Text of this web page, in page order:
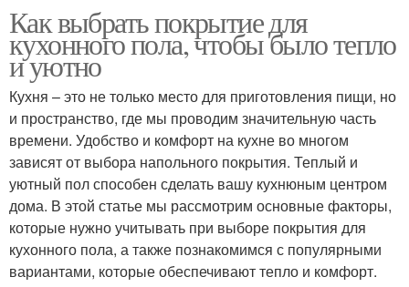
Как выбрать покрытие для
кухонного пола, чтобы было тепло
и уютно
Кухня – это не только место для приготовления пищи, но
и пространство, где мы проводим значительную часть
времени. Удобство и комфорт на кухне во многом
зависят от выбора напольного покрытия. Теплый и
уютный пол способен сделать вашу кухнюным центром
дома. В этой статье мы рассмотрим основные факторы,
которые нужно учитывать при выборе покрытия для
кухонного пола, а также познакомимся с популярными
вариантами, которые обеспечивают тепло и комфорт.